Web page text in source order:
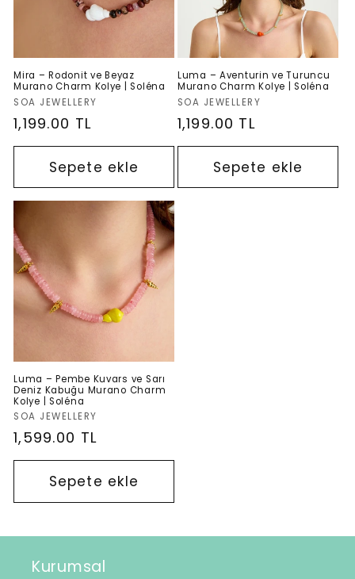
Mira – Rodonit ve Beyaz
Murano Charm Kolye | Soléna
Satıcı:
SOA JEWELLERY
Normal
fiyat
1,199.00 TL
Sepete ekle
Luma – Aventurin ve Turuncu
Murano Charm Kolye | Soléna
Satıcı:
SOA JEWELLERY
Normal
fiyat
1,199.00 TL
Sepete ekle
Luma – Pembe Kuvars ve Sarı
Deniz Kabuğu Murano Charm
Kolye | Soléna
Satıcı:
SOA JEWELLERY
Normal
fiyat
1,599.00 TL
Sepete ekle
Kurumsal